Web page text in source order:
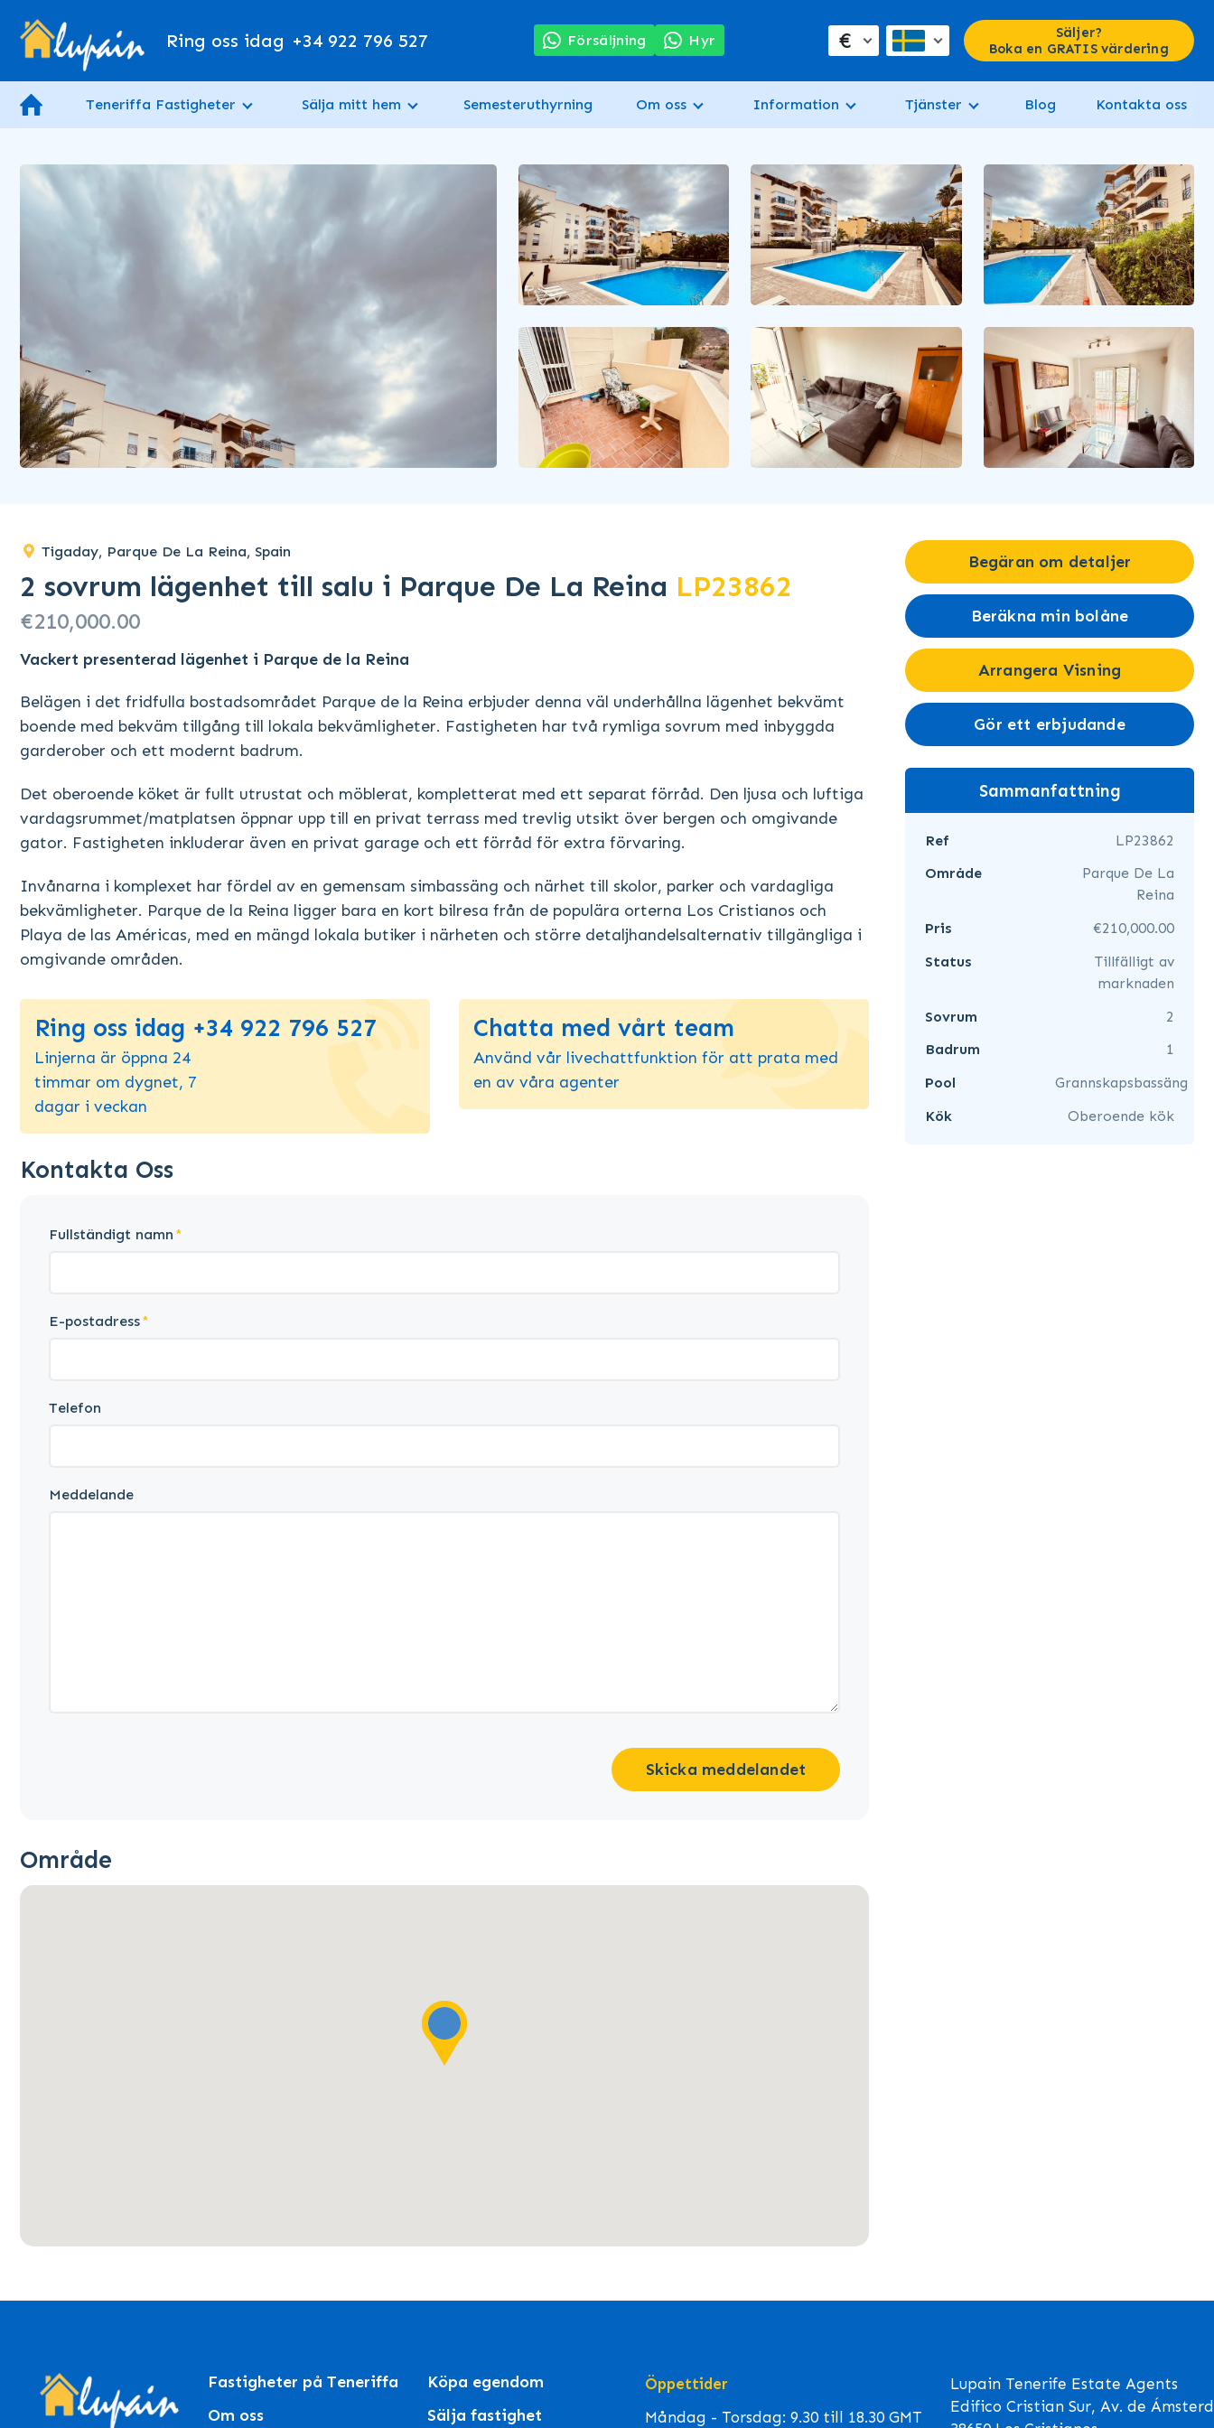
Ring oss idag +34 922 796 527 Försäljning Hyr €
Säljer?
Boka en GRATIS värdering
Teneriffa Fastigheter Sälja mitt hem Semesteruthyrning Om oss Information Tjänster Blog Kontakta oss
Tigaday, Parque De La Reina, Spain
2 sovrum lägenhet till salu i Parque De La Reina LP23862
€210,000.00
Vackert presenterad lägenhet i Parque de la Reina
Belägen i det fridfulla bostadsområdet Parque de la Reina erbjuder denna väl underhållna lägenhet bekvämt
boende med bekväm tillgång till lokala bekvämligheter. Fastigheten har två rymliga sovrum med inbyggda
garderober och ett modernt badrum.
Det oberoende köket är fullt utrustat och möblerat, kompletterat med ett separat förråd. Den ljusa och luftiga
vardagsrummet/matplatsen öppnar upp till en privat terrass med trevlig utsikt över bergen och omgivande
gator. Fastigheten inkluderar även en privat garage och ett förråd för extra förvaring.
Invånarna i komplexet har fördel av en gemensam simbassäng och närhet till skolor, parker och vardagliga
bekvämligheter. Parque de la Reina ligger bara en kort bilresa från de populära orterna Los Cristianos och
Playa de las Américas, med en mängd lokala butiker i närheten och större detaljhandelsalternativ tillgängliga i
omgivande områden.
Ring oss idag +34 922 796 527
Linjerna är öppna 24
timmar om dygnet, 7
dagar i veckan
Chatta med vårt team
Använd vår livechattfunktion för att prata med
en av våra agenter
Kontakta Oss
Fullständigt namn
E-postadress
Telefon
Meddelande
Skicka meddelandet
Område
Begäran om detaljer
Beräkna min bolåne
Arrangera Visning
Gör ett erbjudande
Sammanfattning
Ref
LP23862
Område
Parque De La
Reina
Pris
€210,000.00
Status
Tillfälligt av
marknaden
Sovrum
2
Badrum
1
Pool
Grannskapsbassäng
Kök
Oberoende kök
Fastigheter på Teneriffa
Om oss
Köpa egendom
Sälja fastighet
Öppettider
Måndag - Torsdag: 9.30 till 18.30 GMT
Lupain Tenerife Estate Agents
Edifico Cristian Sur, Av. de